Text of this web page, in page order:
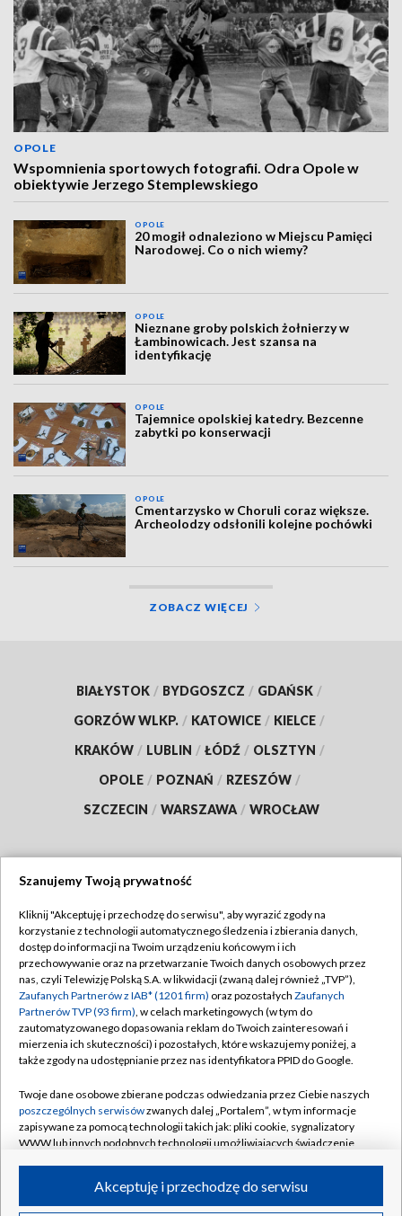
OPOLE
Wspomnienia sportowych fotografii. Odra Opole w
obiektywie Jerzego Stemplewskiego
OPOLE
20 mogił odnaleziono w Miejscu Pamięci
Narodowej. Co o nich wiemy?
OPOLE
Nieznane groby polskich żołnierzy w
Łambinowicach. Jest szansa na
identyfikację
OPOLE
Tajemnice opolskiej katedry. Bezcenne
zabytki po konserwacji
OPOLE
Cmentarzysko w Choruli coraz większe.
Archeolodzy odsłonili kolejne pochówki
ZOBACZ WIĘCEJ
BIAŁYSTOK / BYDGOSZCZ / GDAŃSK /
GORZÓW WLKP. / KATOWICE / KIELCE /
KRAKÓW / LUBLIN / ŁÓDŹ / OLSZTYN /
OPOLE / POZNAŃ / RZESZÓW /
SZCZECIN / WARSZAWA / WROCŁAW
TVP
Abonament TVP
Emisja w TVP
Centrum informacji TVP
Naziemna Telewizja Cyfrowa
Rada Programowa
System NOS
Informacje o nadawcy
Program dla prasy
Regulamin TVP
Polityka prywatności
Moje zgody
Pomoc
Kontakt
Kanały
©2026 Telewizja Polska S.A. w likwidacji
Szanujemy Twoją prywatność
Kliknij "Akceptuję i przechodzę do serwisu", aby wyrazić zgody na
korzystanie z technologii automatycznego śledzenia i zbierania danych,
dostęp do informacji na Twoim urządzeniu końcowym i ich
przechowywanie oraz na przetwarzanie Twoich danych osobowych przez
nas, czyli Telewizję Polską S.A. w likwidacji (zwaną dalej również „TVP”),
Zaufanych Partnerów z IAB* (1201 firm) oraz pozostałych Zaufanych
Partnerów TVP (93 firm), w celach marketingowych (w tym do
zautomatyzowanego dopasowania reklam do Twoich zainteresowań i
mierzenia ich skuteczności) i pozostałych, które wskazujemy poniżej, a
także zgody na udostępnianie przez nas identyfikatora PPID do Google.
Twoje dane osobowe zbierane podczas odwiedzania przez Ciebie naszych
poszczególnych serwisówzwanych dalej „Portalem”, w tym informacje
zapisywane za pomocą technologii takich jak: pliki cookie, sygnalizatory
WWW lub innych podobnych technologii umożliwiających świadczenie
ruchu w Internecie.Akceptuję i przechodzę do serwisu